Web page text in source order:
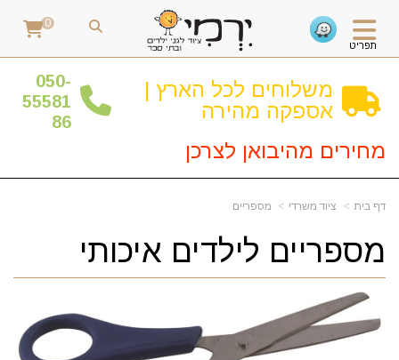
תפריט
0
משלוחים לכל הארץ |
אספקה מהירה
050-
55581
86
מחירים מהיבואן לצרכן
דף בית ציוד משרדי מספריים
מספריים לילדים איכותי